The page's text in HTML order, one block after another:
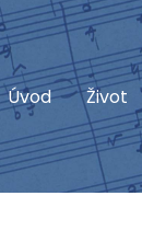
Úvod Život